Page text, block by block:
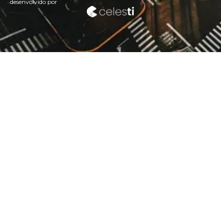
desenvolvido por